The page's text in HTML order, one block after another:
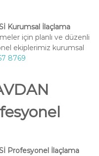
Kurumsal İlaçlama
için planlı ve düzenli
ekiplerimiz kurumsal
8769
Profesyonel İlaçlama